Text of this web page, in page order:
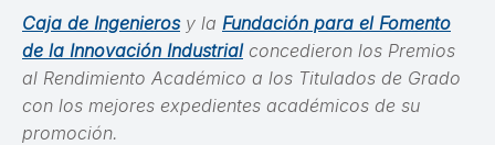
Caja de Ingenierosy la Fundación para el Fomento
de la Innovación Industrialconcedieron los Premios
al Rendimiento Académico a los Titulados de Grado
con los mejores expedientes académicos de su
promoción.